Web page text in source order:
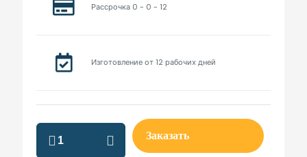
Рассрочка 0 - 0 - 12
Изготовление от 12 рабочих дней
встроенная
гардеробная
Заказать